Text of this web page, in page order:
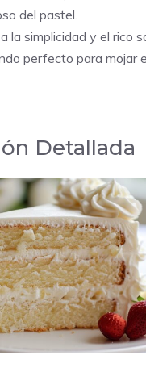
del pastel.
la simplicidad y el rico
perfecto para mojar
Detallada